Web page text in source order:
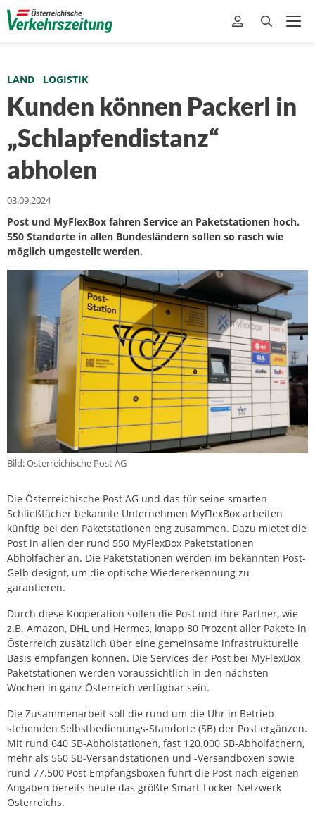
LAND LOGISTIK
Kunden können Packerl in
„Schlapfendistanz“
abholen
03.09.2024
Post und MyFlexBox fahren Service an Paketstationen hoch.
550 Standorte in allen Bundesländern sollen so rasch wie
möglich umgestellt werden.
Bild: Österreichische Post AG
Die Österreichische Post AG und das für seine smarten
Schließfächer bekannte Unternehmen MyFlexBox arbeiten
künftig bei den Paketstationen eng zusammen. Dazu mietet die
Post in allen der rund 550 MyFlexBox Paketstationen
Abholfächer an. Die Paketstationen werden im bekannten Post-
Gelb designt, um die optische Wiedererkennung zu
garantieren.
Durch diese Kooperation sollen die Post und ihre Partner, wie
z.B. Amazon, DHL und Hermes, knapp 80 Prozent aller Pakete in
Österreich zusätzlich über eine gemeinsame infrastrukturelle
Basis empfangen können. Die Services der Post bei MyFlexBox
Paketstationen werden voraussichtlich in den nächsten
Wochen in ganz Österreich verfügbar sein.
Die Zusammenarbeit soll die rund um die Uhr in Betrieb
stehenden Selbstbedienungs-Standorte (SB) der Post ergänzen.
Mit rund 640 SB-Abholstationen, fast 120.000 SB-Abholfächern,
mehr als 560 SB-Versandstationen und -Versandboxen sowie
rund 77.500 Post Empfangsboxen führt die Post nach eigenen
Angaben bereits heute das größte Smart-Locker-Netzwerk
Österreichs.